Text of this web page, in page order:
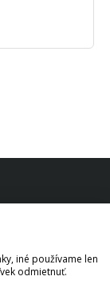
iné používame len
odmietnuť.